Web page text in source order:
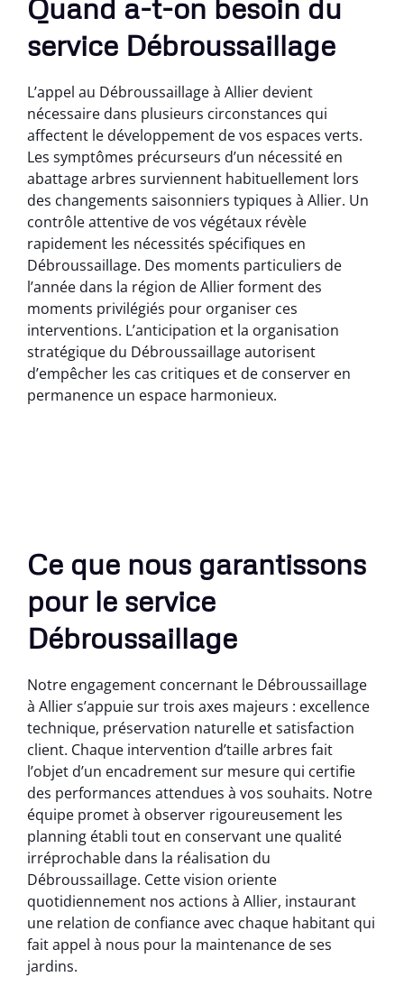
Quand a-t-on besoin du
service Débroussaillage
L’appel au Débroussaillage à Allier devient
nécessaire dans plusieurs circonstances qui
affectent le développement de vos espaces verts.
Les symptômes précurseurs d’un nécessité en
abattage arbres surviennent habituellement lors
des changements saisonniers typiques à Allier. Un
contrôle attentive de vos végétaux révèle
rapidement les nécessités spécifiques en
Débroussaillage. Des moments particuliers de
l’année dans la région de Allier forment des
moments privilégiés pour organiser ces
interventions. L’anticipation et la organisation
stratégique du Débroussaillage autorisent
d’empêcher les cas critiques et de conserver en
permanence un espace harmonieux.
Ce que nous garantissons
pour le service
Débroussaillage
Notre engagement concernant le Débroussaillage
à Allier s’appuie sur trois axes majeurs : excellence
technique, préservation naturelle et satisfaction
client. Chaque intervention d’taille arbres fait
l’objet d’un encadrement sur mesure qui certifie
des performances attendues à vos souhaits. Notre
équipe promet à observer rigoureusement les
planning établi tout en conservant une qualité
irréprochable dans la réalisation du
Débroussaillage. Cette vision oriente
quotidiennement nos actions à Allier, instaurant
une relation de confiance avec chaque habitant qui
fait appel à nous pour la maintenance de ses
jardins.